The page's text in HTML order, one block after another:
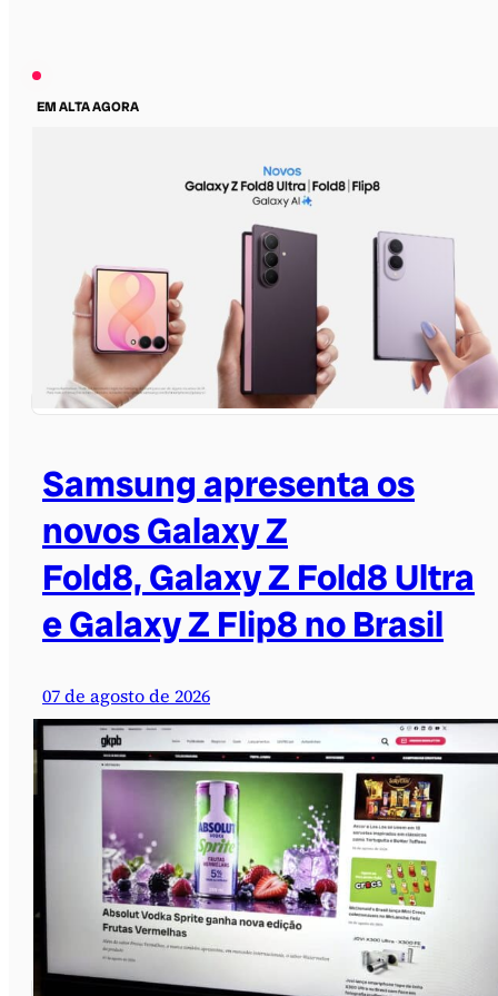
EM ALTA AGORA
Samsung apresenta os
novos Galaxy Z
Fold8, Galaxy Z Fold8 Ultra
e Galaxy Z Flip8 no Brasil
07 de agosto de 2026